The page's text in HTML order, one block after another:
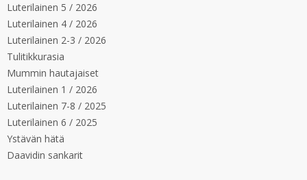
Luterilainen 5 / 2026
Luterilainen 4 / 2026
Luterilainen 2-3 / 2026
Tulitikkurasia
Mummin hautajaiset
Luterilainen 1 / 2026
Luterilainen 7-8 / 2025
Luterilainen 6 / 2025
Ystävän hätä
Daavidin sankarit